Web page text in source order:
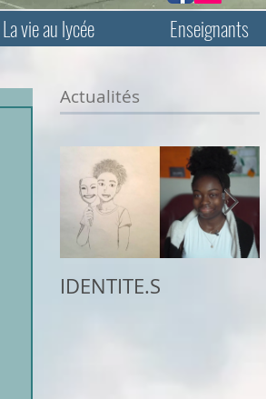
La vie au lycée Enseignants
Actualités
IDENTITE.S